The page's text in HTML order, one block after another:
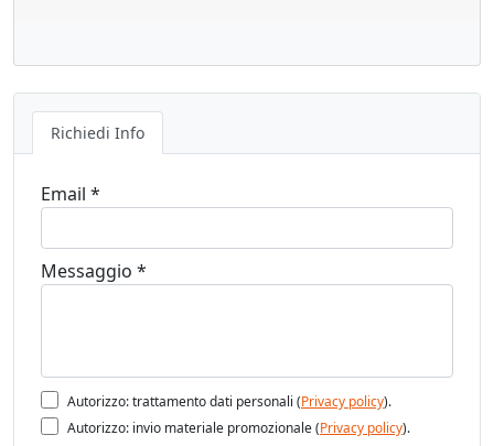
Richiedi Info
Email *
Messaggio *
Autorizzo: trattamento dati personali (Privacy policy).
Autorizzo: invio materiale promozionale (Privacy policy).